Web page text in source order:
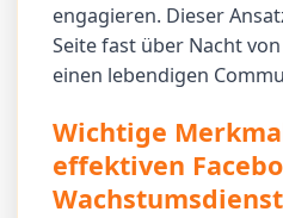
engagieren. Dieser
Seite fast über Nacht
einen lebendigen
Wichtige
effektiven